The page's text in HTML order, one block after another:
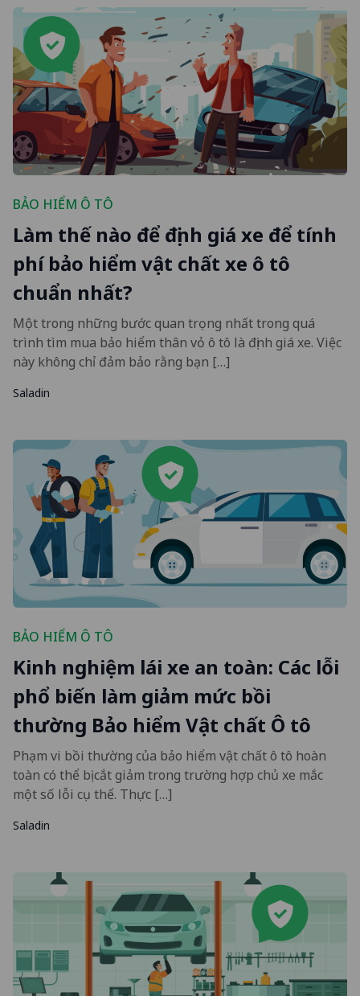
BẢO HIỂM Ô TÔ
Làm thế nào để định giá xe để tính
phí bảo hiểm vật chất xe ô tô
chuẩn nhất?
Một trong những bước quan trọng nhất trong quá
trình tìm mua bảo hiểm thân vỏ ô tô là định giá xe. Việc
này không chỉ đảm bảo rằng bạn […]
Saladin
BẢO HIỂM Ô TÔ
Kinh nghiệm lái xe an toàn: Các lỗi
phổ biến làm giảm mức bồi
thường Bảo hiểm Vật chất Ô tô
Phạm vi bồi thường của bảo hiểm vật chất ô tô hoàn
toàn có thể bị cắt giảm trong trường hợp chủ xe mắc
một số lỗi cụ thể. Thực […]
Saladin